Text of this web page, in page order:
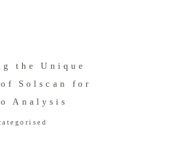
the Unique
Solscan for
Analysis